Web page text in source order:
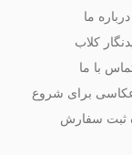
درباره ما
کلاب
با ما
برای شروع
ثبت سفارش